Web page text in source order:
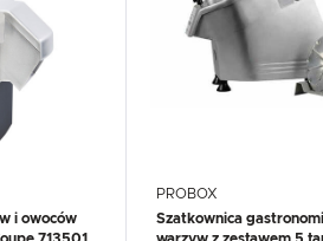
i owoców
PROBOX
Szatkownica